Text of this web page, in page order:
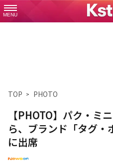
MENU
TOP PHOTO
【PHOTO】パク・ミ
ら、ブランド「タグ・
に出席